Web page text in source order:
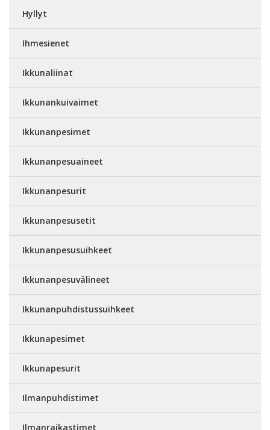
Hyllyt
Ihmesienet
Ikkunaliinat
Ikkunankuivaimet
Ikkunanpesimet
Ikkunanpesuaineet
Ikkunanpesurit
Ikkunanpesusetit
Ikkunanpesusuihkeet
Ikkunanpesuvälineet
Ikkunanpuhdistussuihkeet
Ikkunapesimet
Ikkunapesurit
Ilmanpuhdistimet
Ilmanraikastimet